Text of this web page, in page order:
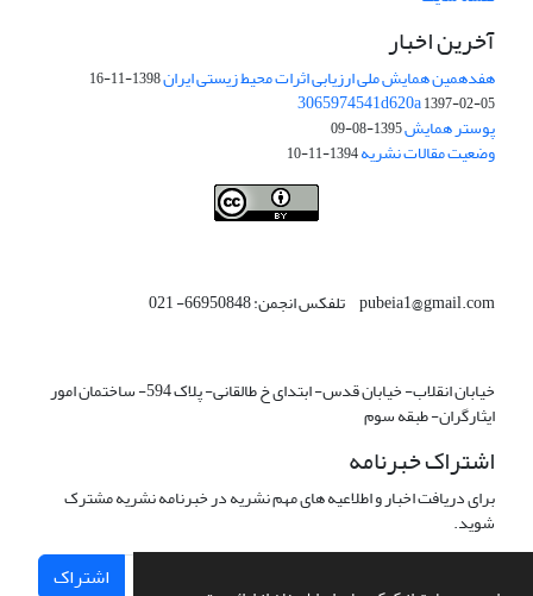
آخرین اخبار
هفدهمین همایش ملی ارزیابی اثرات محیط زیستی ایران1398-11-16
3065974541d620a1397-02-05
پوستر همایش1395-08-09
وضعیت مقالات نشریه1394-11-10
pubeia1@gmail.com تلفکس انجمن: 66950848- 021
خیابان انقلاب- خیابان قدس- ابتدای خ طالقانی- پلاک 594- ساختمان امور
ایثارگران- طبقه سوم
اشتراک خبرنامه
برای دریافت اخبار و اطلاعیه های مهم نشریه در خبرنامه نشریه مشترک
شوید.
اشتراک